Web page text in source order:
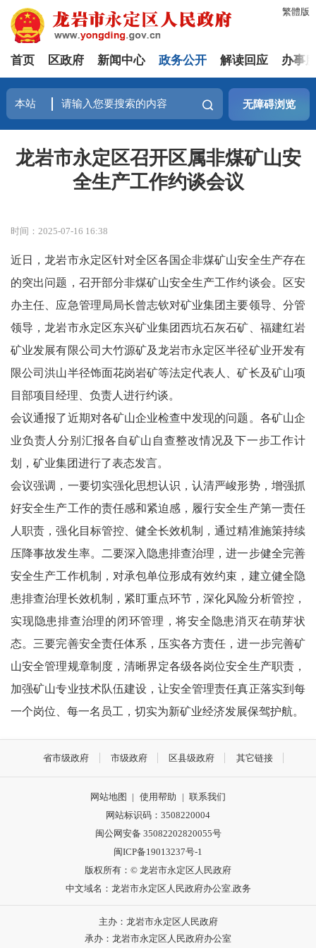
繁體版
首页 区政府 新闻中心 政务公开 解读回应 办事
无障碍浏览
龙岩市永定区召开区属非煤矿山安
全生产工作约谈会议
时间：2025-07-16 16:38
近日，龙岩市永定区针对全区各国企非煤矿山安全生产存在
的突出问题，召开部分非煤矿山安全生产工作约谈会。区安
办主任、应急管理局局长曾志钦对矿业集团主要领导、分管
领导，龙岩市永定区东兴矿业集团西坑石灰石矿、福建红岩
矿业发展有限公司大竹源矿及龙岩市永定区半径矿业开发有
限公司洪山半径饰面花岗岩矿等法定代表人、矿长及矿山项
目部项目经理、负责人进行约谈。
会议通报了近期对各矿山企业检查中发现的问题。各矿山企
业负责人分别汇报各自矿山自查整改情况及下一步工作计
划，矿业集团进行了表态发言。
会议强调，一要切实强化思想认识，认清严峻形势，增强抓
好安全生产工作的责任感和紧迫感，履行安全生产第一责任
人职责，强化目标管控、健全长效机制，通过精准施策持续
压降事故发生率。二要深入隐患排查治理，进一步健全完善
安全生产工作机制，对承包单位形成有效约束，建立健全隐
患排查治理长效机制，紧盯重点环节，深化风险分析管控，
实现隐患排查治理的闭环管理，将安全隐患消灭在萌芽状
态。三要完善安全责任体系，压实各方责任，进一步完善矿
山安全管理规章制度，清晰界定各级各岗位安全生产职责，
加强矿山专业技术队伍建设，让安全管理责任真正落实到每
一个岗位、每一名员工，切实为新矿业经济发展保驾护航。
省市级政府 市级政府 区县级政府 其它链接
网站地图 | 使用帮助 | 联系我们
网站标识码：3508220004
闽公网安备 35082202820055号
闽ICP备19013237号-1
版权所有：© 龙岩市永定区人民政府
中文域名：龙岩市永定区人民政府办公室.政务
主办：龙岩市永定区人民政府
承办：龙岩市永定区人民政府办公室